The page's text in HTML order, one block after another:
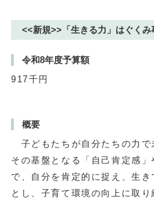
<<新規>>「生きる力」はぐくみ
令和8年度予算額
917千円
概要
子どもたちが自分たちの力で
その基盤となる「自己肯定感
で、自分を肯定的に捉え、生
とし、子育て環境の向上に取り